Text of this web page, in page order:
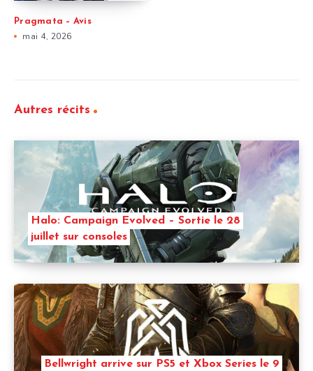
Pragmata – Avis
mai 4, 2026
Autres récits
Halo: Campaign Evolved – Sortie le 28
juillet sur consoles
Bellwright arrive sur PS5 et Xbox Series le 9